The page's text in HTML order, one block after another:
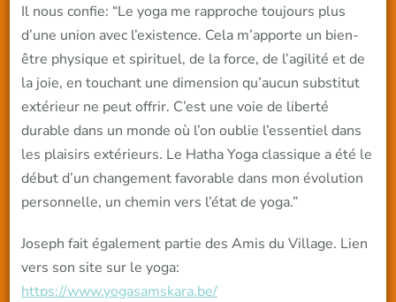
Il nous confie: “Le yoga me rapproche toujours plus
d’une union avec l’existence. Cela m’apporte un bien-
être physique et spirituel, de la force, de l’agilité et de
la joie, en touchant une dimension qu’aucun substitut
extérieur ne peut offrir. C’est une voie de liberté
durable dans un monde où l’on oublie l’essentiel dans
les plaisirs extérieurs. Le Hatha Yoga classique a été le
début d’un changement favorable dans mon évolution
personnelle, un chemin vers l’état de yoga.”
Joseph fait également partie des Amis du Village. Lien
vers son site sur le yoga:
https://www.yogasamskara.be/